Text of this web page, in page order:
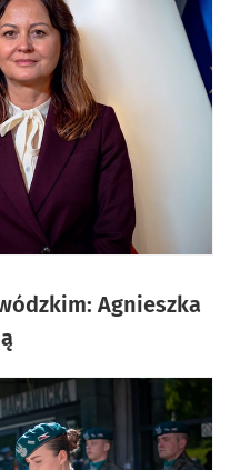
Agnieszka